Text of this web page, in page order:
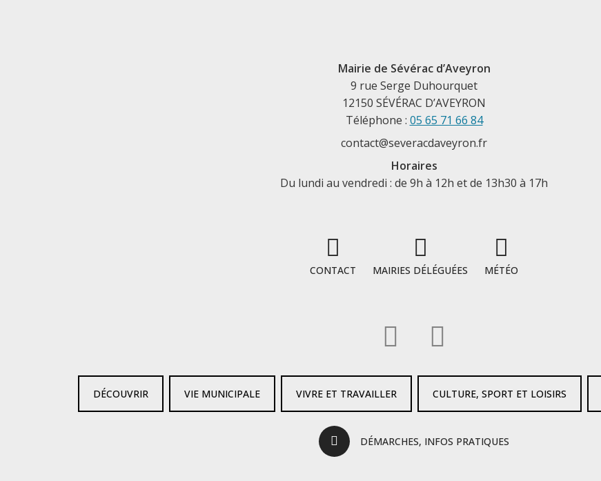
Mairie de Sévérac d’Aveyron
9 rue Serge Duhourquet
12150 SÉVÉRAC D’AVEYRON
Téléphone : 05 65 71 66 84
contact@severacdaveyron.fr
Horaires
Du lundi au vendredi : de 9h à 12h et de 13h30 à 17h
CONTACT MAIRIES DÉLÉGUÉES MÉTÉO
DÉCOUVRIR VIE MUNICIPALE VIVRE ET TRAVAILLER CULTURE, SPORT ET LOISIRS
DÉMARCHES, INFOS PRATIQUES